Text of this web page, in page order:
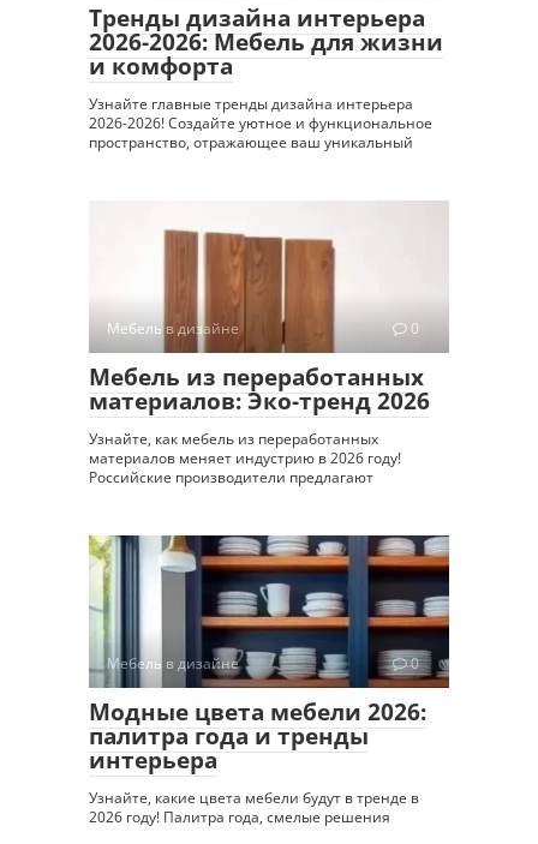
Тренды дизайна интерьера
2026-2026: Мебель для жизни
и комфорта
Узнайте главные тренды дизайна интерьера
2026-2026! Создайте уютное и функциональное
пространство, отражающее ваш уникальный
Мебель в дизайне 0
Мебель из переработанных
материалов: Эко-тренд 2026
Узнайте, как мебель из переработанных
материалов меняет индустрию в 2026 году!
Российские производители предлагают
Мебель в дизайне 0
Модные цвета мебели 2026:
палитра года и тренды
интерьера
Узнайте, какие цвета мебели будут в тренде в
2026 году! Палитра года, смелые решения